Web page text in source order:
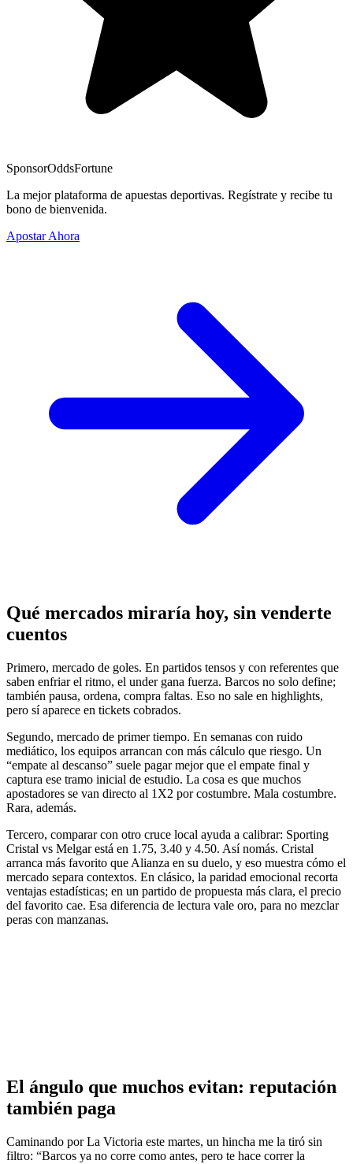
SponsorOddsFortune
La mejor plataforma de apuestas deportivas. Regístrate y recibe tu
bono de bienvenida.
Apostar Ahora
Qué mercados miraría hoy, sin venderte
cuentos
Primero, mercado de goles. En partidos tensos y con referentes que
saben enfriar el ritmo, el under gana fuerza. Barcos no solo define;
también pausa, ordena, compra faltas. Eso no sale en highlights,
pero sí aparece en tickets cobrados.
Segundo, mercado de primer tiempo. En semanas con ruido
mediático, los equipos arrancan con más cálculo que riesgo. Un
“empate al descanso” suele pagar mejor que el empate final y
captura ese tramo inicial de estudio. La cosa es que muchos
apostadores se van directo al 1X2 por costumbre. Mala costumbre.
Rara, además.
Tercero, comparar con otro cruce local ayuda a calibrar: Sporting
Cristal vs Melgar está en 1.75, 3.40 y 4.50. Así nomás. Cristal
arranca más favorito que Alianza en su duelo, y eso muestra cómo el
mercado separa contextos. En clásico, la paridad emocional recorta
ventajas estadísticas; en un partido de propuesta más clara, el precio
del favorito cae. Esa diferencia de lectura vale oro, para no mezclar
peras con manzanas.
El ángulo que muchos evitan: reputación
también paga
Caminando por La Victoria este martes, un hincha me la tiró sin
filtro: “Barcos ya no corre como antes, pero te hace correr la